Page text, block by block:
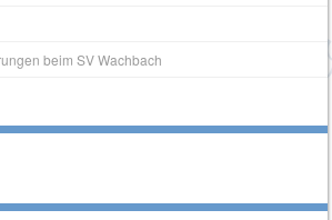
beim SV Wachbach